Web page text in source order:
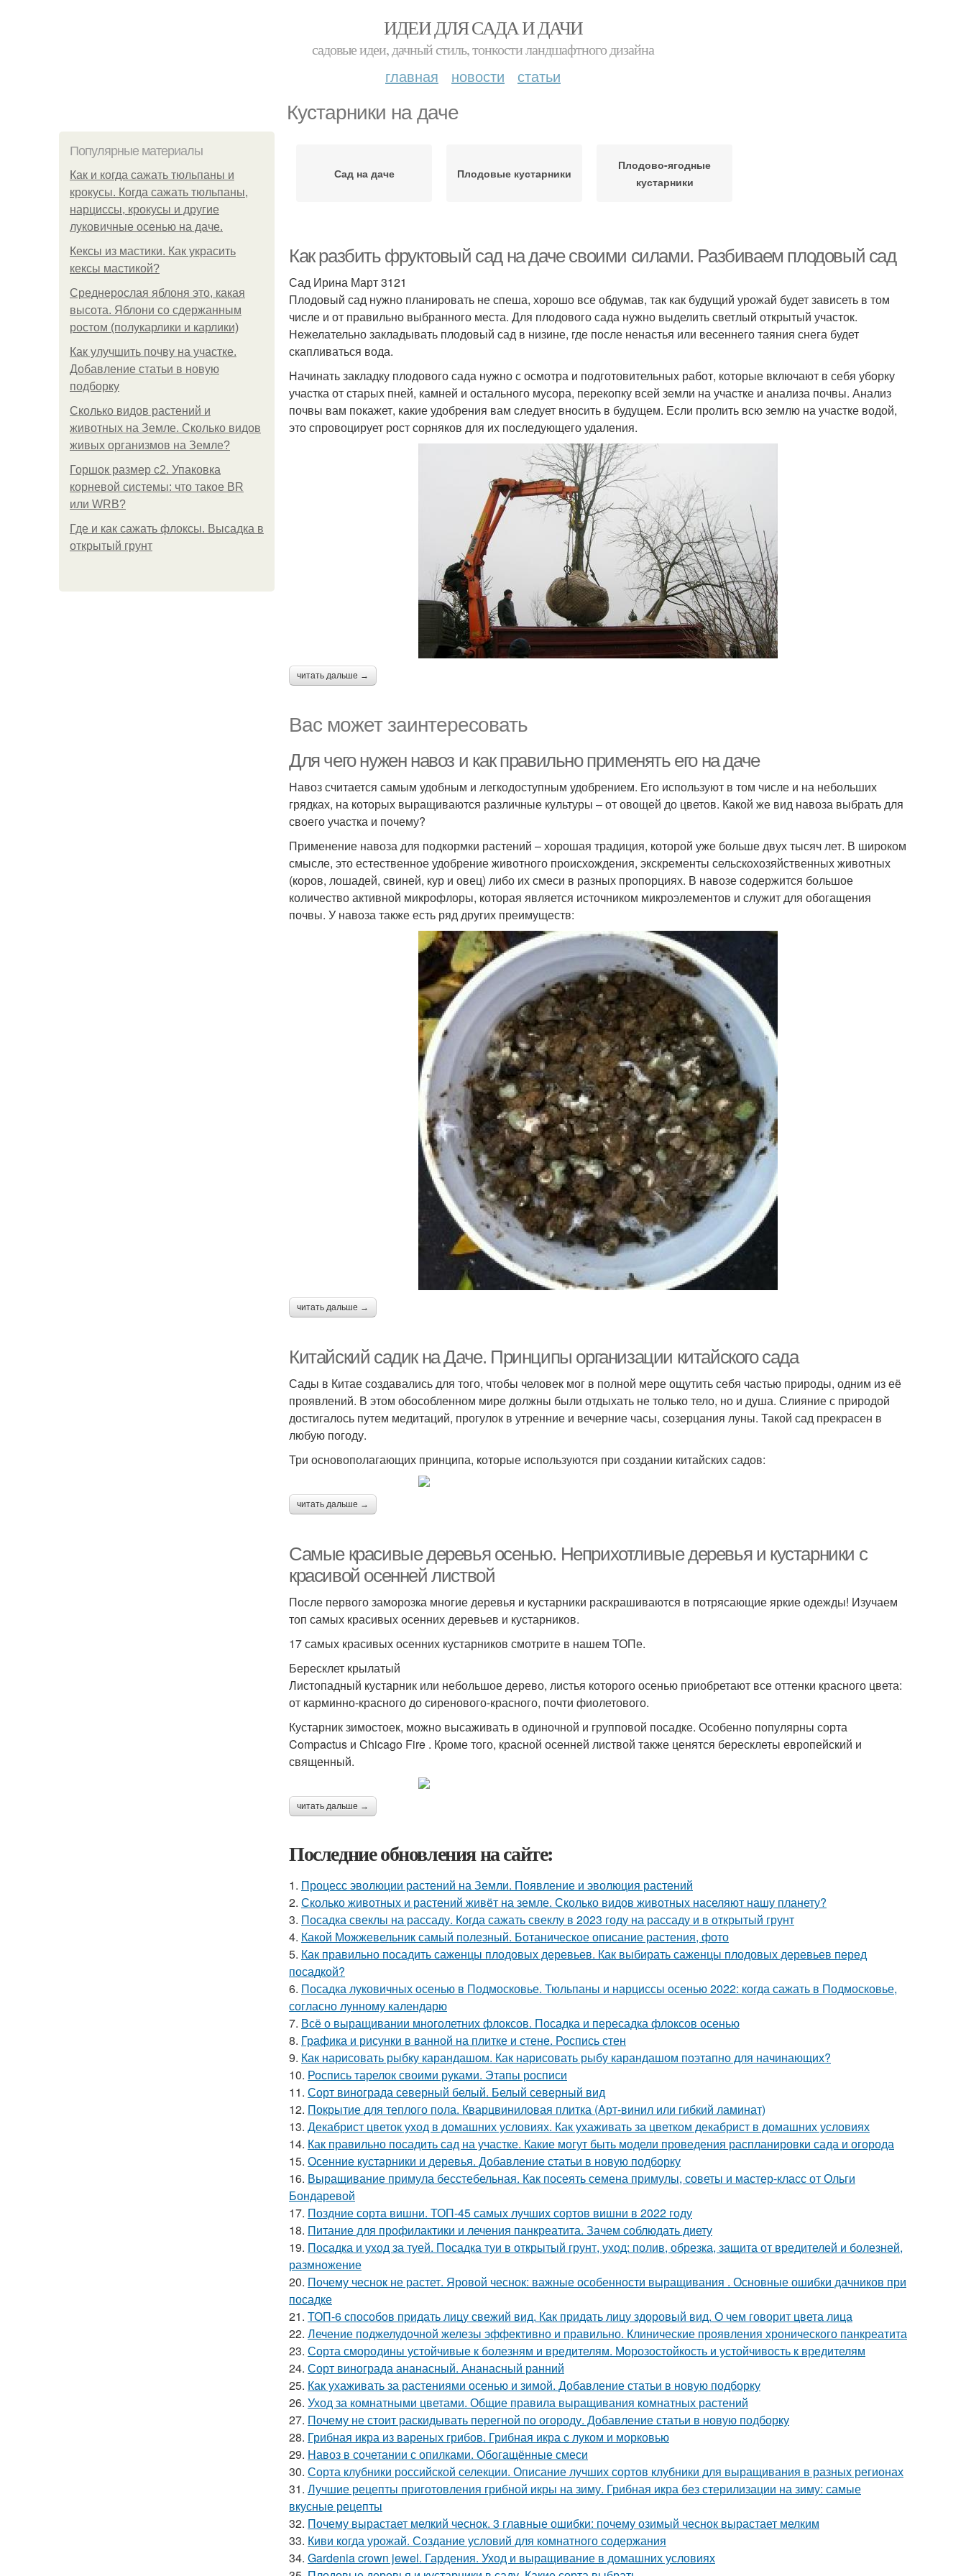
ИДЕИ ДЛЯ САДА И ДАЧИ
садовые идеи, дачный стиль, тонкости ландшафтного дизайна
главная новости статьи
Кустарники на даче
Популярные материалы
Как и когда сажать тюльпаны и
крокусы. Когда сажать тюльпаны,
нарциссы, крокусы и другие
луковичные осенью на даче.
Кексы из мастики. Как украсить
кексы мастикой?
Среднерослая яблоня это, какая
высота. Яблони со сдержанным
ростом (полукарлики и карлики)
Как улучшить почву на участке.
Добавление статьи в новую
подборку
Сколько видов растений и
животных на Земле. Сколько видов
живых организмов на Земле?
Горшок размер с2. Упаковка
корневой системы: что такое BR
или WRB?
Где и как сажать флоксы. Высадка в
открытый грунт
Сад на даче Плодовые кустарники
Плодово-ягодные
кустарники
Как разбить фруктовый сад на даче своими силами. Разбиваем плодовый сад
Сад Ирина Март 3121
Плодовый сад нужно планировать не спеша, хорошо все обдумав, так как будущий урожай будет зависеть в том
числе и от правильно выбранного места. Для плодового сада нужно выделить светлый открытый участок.
Нежелательно закладывать плодовый сад в низине, где после ненастья или весеннего таяния снега будет
скапливаться вода.
Начинать закладку плодового сада нужно с осмотра и подготовительных работ, которые включают в себя уборку
участка от старых пней, камней и остального мусора, перекопку всей земли на участке и анализа почвы. Анализ
почвы вам покажет, какие удобрения вам следует вносить в будущем. Если пролить всю землю на участке водой,
это спровоцирует рост сорняков для их последующего удаления.
читать дальше →
Вас может заинтересовать
Для чего нужен навоз и как правильно применять его на даче
Навоз считается самым удобным и легкодоступным удобрением. Его используют в том числе и на небольших
грядках, на которых выращиваются различные культуры – от овощей до цветов. Какой же вид навоза выбрать для
своего участка и почему?
Применение навоза для подкормки растений – хорошая традиция, которой уже больше двух тысяч лет. В широком
смысле, это естественное удобрение животного происхождения, экскременты сельскохозяйственных животных
(коров, лошадей, свиней, кур и овец) либо их смеси в разных пропорциях. В навозе содержится большое
количество активной микрофлоры, которая является источником микроэлементов и служит для обогащения
почвы. У навоза также есть ряд других преимуществ:
читать дальше →
Китайский садик на Даче. Принципы организации китайского сада
Сады в Китае создавались для того, чтобы человек мог в полной мере ощутить себя частью природы, одним из её
проявлений. В этом обособленном мире должны были отдыхать не только тело, но и душа. Слияние с природой
достигалось путем медитаций, прогулок в утренние и вечерние часы, созерцания луны. Такой сад прекрасен в
любую погоду.
Три основополагающих принципа, которые используются при создании китайских садов:
читать дальше →
Самые красивые деревья осенью. Неприхотливые деревья и кустарники с
красивой осенней листвой
После первого заморозка многие деревья и кустарники раскрашиваются в потрясающие яркие одежды! Изучаем
топ самых красивых осенних деревьев и кустарников.
17 самых красивых осенних кустарников смотрите в нашем ТОПе.
Бересклет крылатый
Листопадный кустарник или небольшое дерево, листья которого осенью приобретают все оттенки красного цвета:
от карминно-красного до сиренового-красного, почти фиолетового.
Кустарник зимостоек, можно высаживать в одиночной и групповой посадке. Особенно популярны сорта
Compactus и Chicago Fire . Кроме того, красной осенней листвой также ценятся бересклеты европейский и
священный.
читать дальше →
Последние обновления на сайте:
1. Процесс эволюции растений на Земли. Появление и эволюция растений
2. Сколько животных и растений живёт на земле. Сколько видов животных населяют нашу планету?
3. Посадка свеклы на рассаду. Когда сажать свеклу в 2023 году на рассаду и в открытый грунт
4. Какой Можжевельник самый полезный. Ботаническое описание растения, фото
5. Как правильно посадить саженцы плодовых деревьев. Как выбирать саженцы плодовых деревьев перед
посадкой?
6. Посадка луковичных осенью в Подмосковье. Тюльпаны и нарциссы осенью 2022: когда сажать в Подмосковье,
согласно лунному календарю
7. Всё о выращивании многолетних флоксов. Посадка и пересадка флоксов осенью
8. Графика и рисунки в ванной на плитке и стене. Роспись стен
9. Как нарисовать рыбку карандашом. Как нарисовать рыбу карандашом поэтапно для начинающих?
10. Роспись тарелок своими руками. Этапы росписи
11. Сорт винограда северный белый. Белый северный вид
12. Покрытие для теплого пола. Кварцвиниловая плитка (Арт-винил или гибкий ламинат)
13. Декабрист цветок уход в домашних условиях. Как ухаживать за цветком декабрист в домашних условиях
14. Как правильно посадить сад на участке. Какие могут быть модели проведения распланировки сада и огорода
15. Осенние кустарники и деревья. Добавление статьи в новую подборку
16. Выращивание примула бесстебельная. Как посеять семена примулы, советы и мастер-класс от Ольги
Бондаревой
17. Поздние сорта вишни. ТОП-45 самых лучших сортов вишни в 2022 году
18. Питание для профилактики и лечения панкреатита. Зачем соблюдать диету
19. Посадка и уход за туей. Посадка туи в открытый грунт, уход: полив, обрезка, защита от вредителей и болезней,
размножение
20. Почему чеснок не растет. Яровой чеснок: важные особенности выращивания . Основные ошибки дачников при
посадке
21. ТОП-6 способов придать лицу свежий вид. Как придать лицу здоровый вид. О чем говорит цвета лица
22. Лечение поджелудочной железы эффективно и правильно. Клинические проявления хронического панкреатита
23. Сорта смородины устойчивые к болезням и вредителям. Морозостойкость и устойчивость к вредителям
24. Сорт винограда ананасный. Ананасный ранний
25. Как ухаживать за растениями осенью и зимой. Добавление статьи в новую подборку
26. Уход за комнатными цветами. Общие правила выращивания комнатных растений
27. Почему не стоит раскидывать перегной по огороду. Добавление статьи в новую подборку
28. Грибная икра из вареных грибов. Грибная икра с луком и морковью
29. Навоз в сочетании с опилками. Обогащённые смеси
30. Сорта клубники российской селекции. Описание лучших сортов клубники для выращивания в разных регионах
31. Лучшие рецепты приготовления грибной икры на зиму. Грибная икра без стерилизации на зиму: самые
вкусные рецепты
32. Почему вырастает мелкий чеснок. 3 главные ошибки: почему озимый чеснок вырастает мелким
33. Киви когда урожай. Создание условий для комнатного содержания
34. Gardenia crown jewel. Гардения. Уход и выращивание в домашних условиях